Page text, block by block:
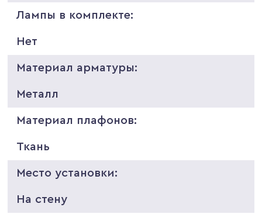
Лампы в комплекте:
Нет
Материал арматуры:
Металл
Материал плафонов:
Ткань
Место установки:
На стену